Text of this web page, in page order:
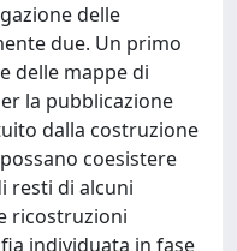
delle
due. Un primo
delle mappe di
la pubblicazione
dalla costruzione
coesistere
resti di alcuni
ricostruzioni
individuata in fase